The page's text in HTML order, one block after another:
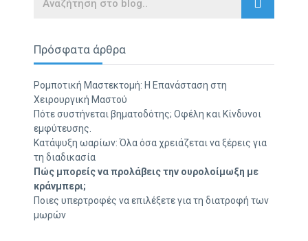
Πρόσφατα άρθρα
Ρομποτική Μαστεκτομή: Η Επανάσταση στη
Χειρουργική Μαστού
Πότε συστήνεται βηματοδότης; Οφέλη και Κίνδυνοι
εμφύτευσης.
Κατάψυξη ωαρίων: Όλα όσα χρειάζεται να ξέρεις για
τη διαδικασία
Πώς μπορείς να προλάβεις την ουρολοίμωξη με
κράνμπερι;
Ποιες υπερτροφές να επιλέξετε για τη διατροφή των
μωρών